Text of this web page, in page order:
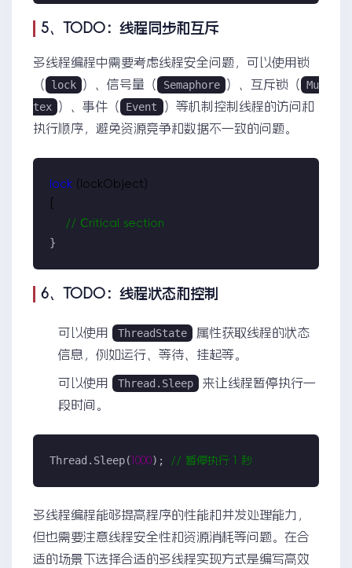
5、TODO：线程同步和互斥
多线程编程中需要考虑线程安全问题，可以使用锁
（
lock ）、信号量（ Semaphore ）、互斥锁（
Mu
tex
）、事件（ Event ）等机制控制线程的访问和
执行顺序，避免资源竞争和数据不一致的问题。
lock (lockObject)
{
// Critical section
}
6、TODO：线程状态和控制
可以使用 ThreadState
属性获取线程的状态
信息，例如运行、等待、挂起等。
可以使用 Thread.Sleep
来让线程暂停执行一
段时间。
Thread.Sleep( 1000); // 暂停执行 1 秒
多线程编程能够提高程序的性能和并发处理能力，
但也需要注意线程安全性和资源消耗等问题。在合
适的场景下选择合适的多线程实现方式是编写高效